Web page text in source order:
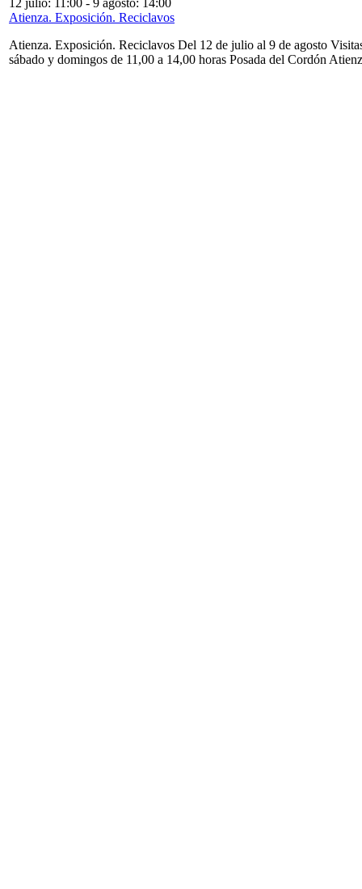
Atienza. Exposición. Reciclavos
Atienza. Exposición. Reciclavos Del 12 de julio al 9 de agosto
sábado y domingos de 11,00 a 14,00 horas Posada del Cordón